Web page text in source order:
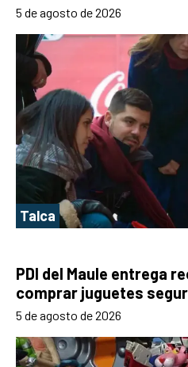
5 de agosto de 2026
Talca
PDI del Maule entrega
comprar juguetes
5 de agosto de 2026